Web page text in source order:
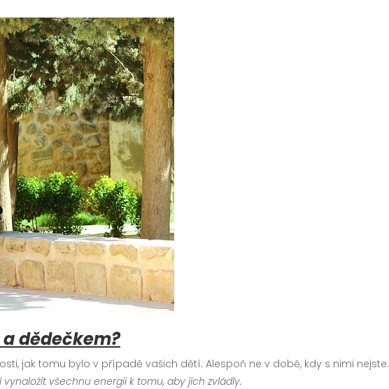
dědečkem?
jak tomu bylo v případě vašich dětí. Alespoň ne v době, kdy s nimi nejste.
všechnu energii k tomu, aby jich zvládly.